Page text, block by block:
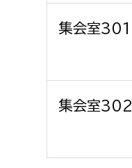
国県事業推進課
集会室301
集会室302